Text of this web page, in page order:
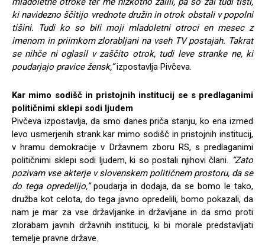
ki navidezno ščitijo vrednote družin in otrok obstali v popolni
tišini. Tudi ko so bili moji mladoletni otroci en mesec z
imenom in priimkom zlorabljani na vseh TV postajah. Takrat
se nihče ni oglasil v zaščito otrok, tudi leve stranke ne, ki
poudarjajo pravice žensk,”izpostavlja Pivčeva.
Kar mimo sodišč in pristojnih institucij se s predlaganimi
političnimi sklepi sodi ljudem
Pivčeva izpostavlja, da smo danes priča stanju, ko ena izmed
levo usmerjenih strank kar mimo sodišč in pristojnih institucij,
v hramu demokracije v Državnem zboru RS, s predlaganimi
političnimi sklepi sodi ljudem, ki so postali njihovi člani.
“Zato
pozivam vse akterje v slovenskem političnem prostoru, da se
do tega opredelijo,”poudarja in dodaja, da se bomo le tako,
družba kot celota, do tega javno opredelili, bomo pokazali, da
nam je mar za vse državljanke in državljane in da smo proti
zlorabam javnih državnih institucij, ki bi morale predstavljati
temelje pravne države.